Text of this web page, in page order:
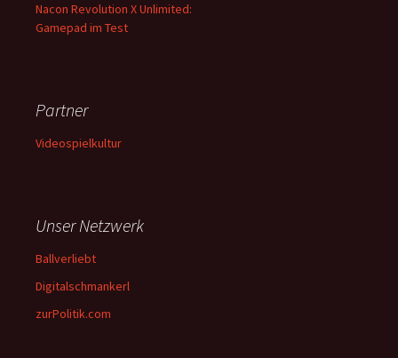
Nacon Revolution X Unlimited:
Gamepad im Test
Partner
Videospielkultur
Unser Netzwerk
Ballverliebt
Digitalschmankerl
zurPolitik.com